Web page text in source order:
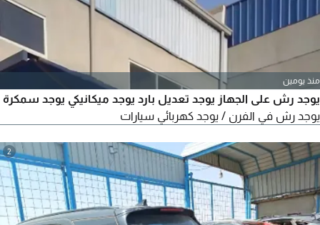
منذ يومين
يوجد رش على الجهاز يوجد تعديل بارد يوجد ميكانيكي يوجد سمكرة
يوجد رش في الفرن / يوجد كهربائي سيارات
2